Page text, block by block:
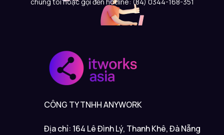
CÔNG TY TNHH ANYWORK
Địa chỉ: 164 Lê Đình Lý, Thanh Khê, Đà Nẵng